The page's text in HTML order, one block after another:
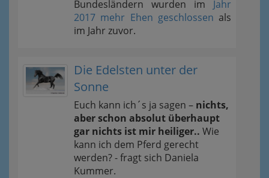
Bundesländern wurden im Jahr
2017 mehr Ehen geschlossen als
im Jahr zuvor.
Die Edelsten unter der
Sonne
Euch kann ich´s ja sagen – nichts,
aber schon absolut überhaupt
gar nichts ist mir heiliger.. Wie
kann ich dem Pferd gerecht
werden? - fragt sich Daniela
Kummer.